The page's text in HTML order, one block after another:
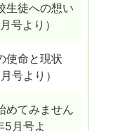
生徒への想い
号より）
使命と現状
号より）
めてみません
5月号よ